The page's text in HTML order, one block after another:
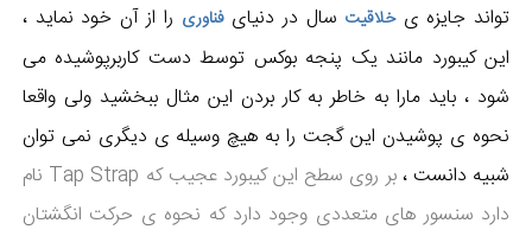
تواند جایزه یخلاقیت سال در دنیایفناوری را از آن خود نماید ،
این کیبورد مانند یک پنجه بوکس توسط دست کاربرپوشیده می
شود ، باید مارا به خاطر به کار بردن این مثال ببخشید ولی واقعا
نحوه ی پوشیدن این گجت را به هیچ وسیله ی دیگری نمی توان
شبیه دانست ،
بر روی سطح این کیبورد عجیب که Tap Strap نام
دارد سنسور های متعددی وجود دارد که نحوه ی حرکت انگشتان